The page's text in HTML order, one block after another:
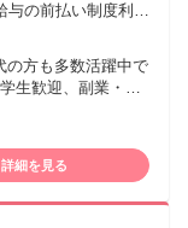
与の前払い制度利用
の方も多数活躍中で
生歓迎、副業・W
求められるため)
い方 ・体を動かす
コツコツ作業が好き
望の方 ・家族や友
詳細を見る